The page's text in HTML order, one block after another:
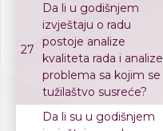
27
Da li u godišnjem
izvještaju o radu
postoje analize
kvaliteta rada i analize
problema sa kojim se
tužilaštvo susreće?
Da li su u godišnjem